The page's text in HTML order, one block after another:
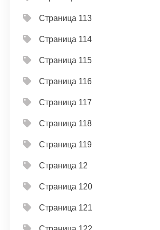
Страница 113
Страница 114
Страница 115
Страница 116
Страница 117
Страница 118
Страница 119
Страница 12
Страница 120
Страница 121